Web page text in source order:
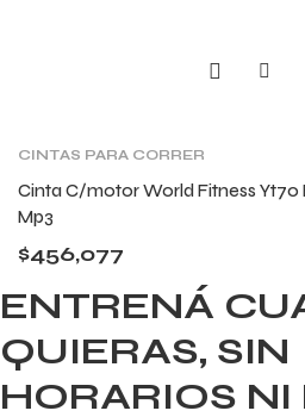
CINTAS PARA CORRER
Cinta C/motor World Fitness Yt70
Mp3
$456,077
ENTRENÁ
QUIERAS, SIN
HORARIOS NI